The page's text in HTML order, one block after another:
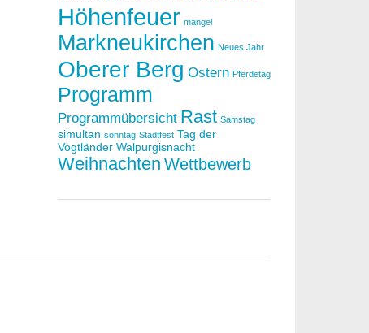
Höhenfeuer mangel
Markneukirchen Neues Jahr
Oberer Berg Ostern Pferdetag
Programm
Programmübersicht Rast Samstag
simultan sonntag Stadtfest Tag der
Vogtländer Walpurgisnacht
Weihnachten Wettbewerb